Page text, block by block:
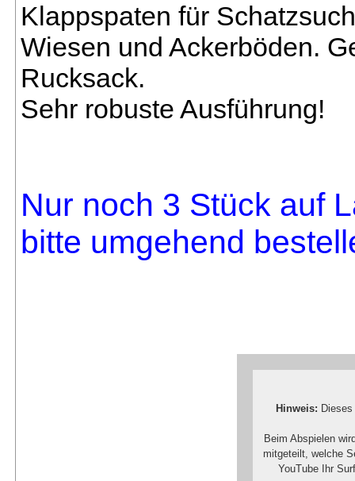
Klappspaten für
Wiesen und Ackerböden.
Rucksack.
Sehr robuste Ausführung!
Nur noch 3 Stück auf
bitte umgehend
Hinweis:
Beim Abspielen
mitgeteilt, welche
YouTube Ihr